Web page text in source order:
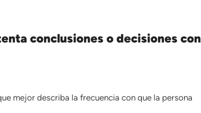
conclusiones o decisiones con
mejor describa la frecuencia con que la persona